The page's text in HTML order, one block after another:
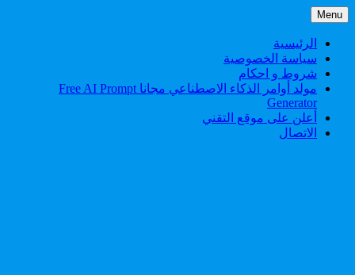
Skip
to
content
Menu
الرئيسية
سياسة الخصوصية
شروط و احكام
مولد أوامر الذكاء الاصطناعي مجانا Free AI Prompt
Generator
أعلن على موقع التقني
الاتصال